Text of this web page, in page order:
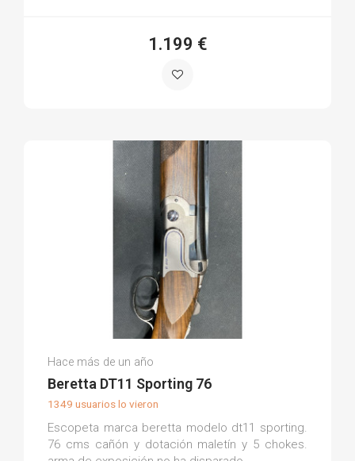
1.199 €
José Miguel T.
(0)
Hace más de un año
Beretta DT11 Sporting 76
1349 usuarios lo vieron
Escopeta marca beretta modelo dt11 sporting.
76 cms cañón y dotación maletín y 5 chokes.